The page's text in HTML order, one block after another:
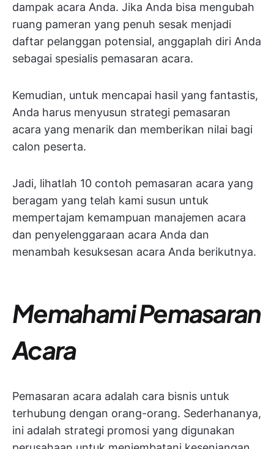
dampak acara Anda. Jika Anda bisa mengubah
ruang pameran yang penuh sesak menjadi
daftar pelanggan potensial, anggaplah diri Anda
sebagai spesialis pemasaran acara.
Kemudian, untuk mencapai hasil yang fantastis,
Anda harus menyusun strategi pemasaran
acara yang menarik dan memberikan nilai bagi
calon peserta.
Jadi, lihatlah 10 contoh pemasaran acara yang
beragam yang telah kami susun untuk
mempertajam kemampuan manajemen acara
dan penyelenggaraan acara Anda dan
menambah kesuksesan acara Anda berikutnya.
Memahami Pemasaran
Acara
Pemasaran acara adalah cara bisnis untuk
terhubung dengan orang-orang. Sederhananya,
ini adalah strategi promosi yang digunakan